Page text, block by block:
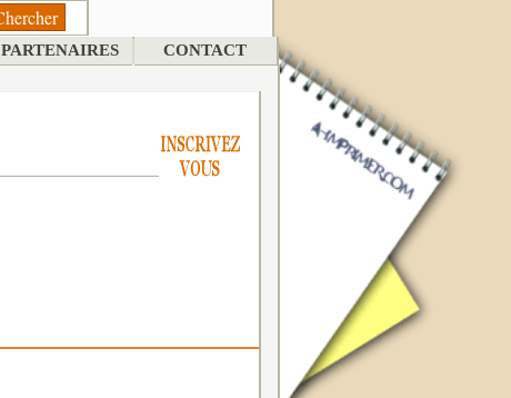
PARTENAIRES CONTACT